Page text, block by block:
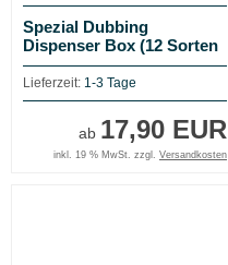
Spezial Dubbing
Dispenser Box (12 Sorten
zur Auswahl)
Lieferzeit: 1-3 Tage
ab 17,90 EUR
inkl. 19 % MwSt. zzgl. Versandkosten